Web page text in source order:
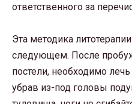
ответственного за
Эта методика
следующем. После
постели, необходимо
убрав из-под головы